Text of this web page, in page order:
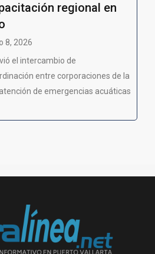
regional en
8, 2026
el intercambio de
entre corporaciones de la
de emergencias acuáticas